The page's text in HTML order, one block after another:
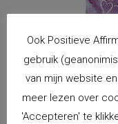
Ook Positieve
gebruik
van mijn website
meer lezen over
'Accepteren' te